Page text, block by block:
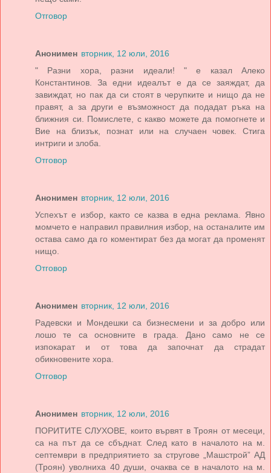
Отговор
Анонимен вторник, 12 юли, 2016
" Разни хора, разни идеали! " е казал Алеко
Константинов. За едни идеалът е да се заяждат, да
завиждат, но пак да си стоят в черупките и нищо да не
правят, а за други е възможност да подадат ръка на
ближния си. Помислете, с какво можете да помогнете и
Вие на близък, познат или на случаен човек. Стига
интриги и злоба.
Отговор
Анонимен вторник, 12 юли, 2016
Успехът е избор, както се казва в една реклама. Явно
момчето е направил правилния избор, на останалите им
остава само да го коментират без да могат да променят
нищо.
Отговор
Анонимен вторник, 12 юли, 2016
Радевски и Мондешки са бизнесмени и за добро или
лошо те са основните в града. Дано само не се
изпокарат и от това да започнат да страдат
обикновените хора.
Отговор
Анонимен вторник, 12 юли, 2016
ПОРИТИТЕ СЛУХОВЕ, които вървят в Троян от месеци,
са на път да се сбъднат. След като в началото на м.
септември в предприятието за стругове „Машстрой” АД
(Троян) уволниха 40 души, очаква се в началото на м.